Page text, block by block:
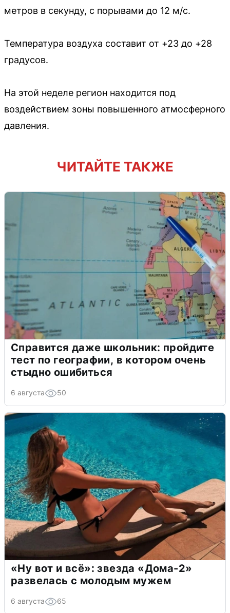
метров в секунду, с порывами до 12 м/с.
Температура воздуха составит от +23 до +28
градусов.
На этой неделе регион находится под
воздействием зоны повышенного атмосферного
давления.
ЧИТАЙТЕ ТАКЖЕ
Справится даже школьник: пройдите
тест по географии, в котором очень
стыдно ошибиться
6 августа 50
«Ну вот и всё»: звезда «Дома-2»
развелась с молодым мужем
6 августа 65